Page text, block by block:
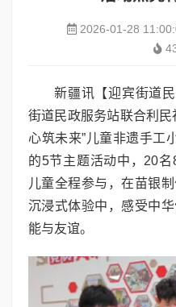
2026-01-28
新疆讯【迎宾街道
街道民政服务站联合利
心筑未来”儿童非遗手工
的5节主题活动中，20
儿童全程参与，在苗银
沉浸式体验中，感受中
能与友谊。